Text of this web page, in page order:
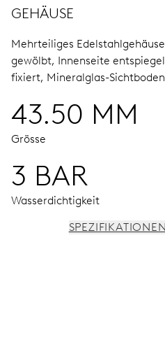
GEHÄUSE
Mehrteiliges
gewölbt, Innenseite
fixiert, Mineralglas-
43.50 MM
Grösse
3 BAR
Wasserdichtigkeit